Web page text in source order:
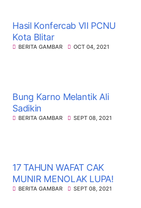
Hasil Konfercab VII PCNU
Kota Blitar
BERITA GAMBAR OCT 04, 2021
Bung Karno Melantik Ali
Sadikin
BERITA GAMBAR SEPT 08, 2021
17 TAHUN WAFAT CAK
MUNIR MENOLAK LUPA!
BERITA GAMBAR SEPT 08, 2021